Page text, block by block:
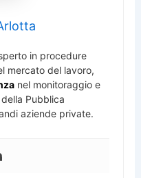
in procedure
mercato del lavoro,
nel monitoraggio e
della Pubblica
aziende private.